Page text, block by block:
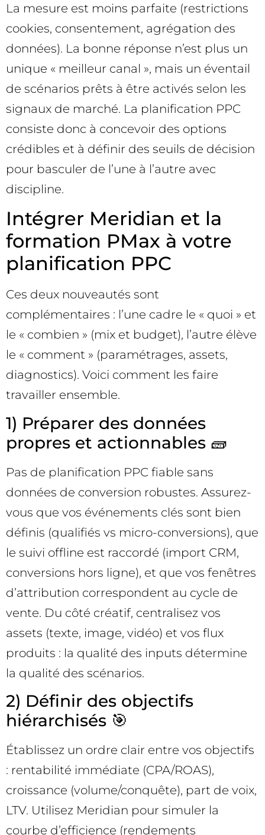
La mesure est moins parfaite (restrictions
cookies, consentement, agrégation des
données). La bonne réponse n’est plus un
unique « meilleur canal », mais un éventail
de scénarios prêts à être activés selon les
signaux de marché. La planification PPC
consiste donc à concevoir des options
crédibles et à définir des seuils de décision
pour basculer de l’une à l’autre avec
discipline.
Intégrer Meridian et la
formation PMax à votre
planification PPC
Ces deux nouveautés sont
complémentaires : l’une cadre le « quoi » et
le « combien » (mix et budget), l’autre élève
le « comment » (paramétrages, assets,
diagnostics). Voici comment les faire
travailler ensemble.
1) Préparer des données
propres et actionnables 🧱
Pas de planification PPC fiable sans
données de conversion robustes. Assurez-
vous que vos événements clés sont bien
définis (qualifiés vs micro-conversions), que
le suivi offline est raccordé (import CRM,
conversions hors ligne), et que vos fenêtres
d’attribution correspondent au cycle de
vente. Du côté créatif, centralisez vos
assets (texte, image, vidéo) et vos flux
produits : la qualité des inputs détermine
la qualité des scénarios.
2) Définir des objectifs
hiérarchisés 🎯
Établissez un ordre clair entre vos objectifs
: rentabilité immédiate (CPA/ROAS),
croissance (volume/conquête), part de voix,
LTV. Utilisez Meridian pour simuler la
courbe d’efficience (rendements